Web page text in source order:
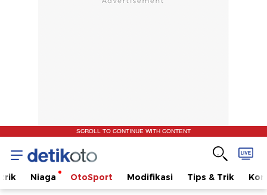
SCROLL TO CONTINUE WITH CONTENT
Niaga OtoSport Modifikasi Tips & Trik